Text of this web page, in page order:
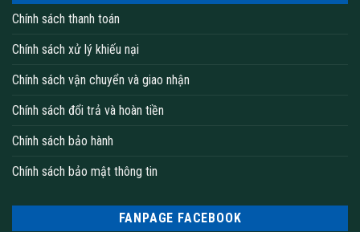
Chính sách thanh toán
Chính sách xử lý khiếu nại
Chính sách vận chuyển và giao nhận
Chính sách đổi trả và hoàn tiền
Chính sách bảo hành
Chính sách bảo mật thông tin
FANPAGE FACEBOOK